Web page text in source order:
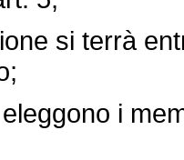
si terrà
i